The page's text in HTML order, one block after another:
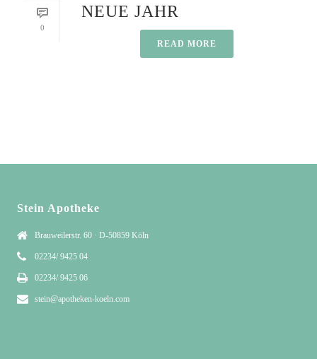
0
NEUE JAHR
READ MORE
Stein Apotheke
Brauweilerstr. 60 · D-50859 Köln
02234/ 9425 04
02234/ 9425 06
stein@apotheken-koeln.com